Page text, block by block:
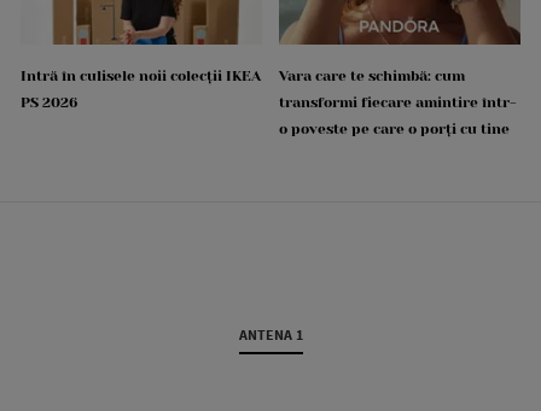
Intră în culisele noii colecții IKEA
PS 2026
Vara care te schimbă: cum
transformi fiecare amintire într-
o poveste pe care o porți cu tine
ANTENA 1